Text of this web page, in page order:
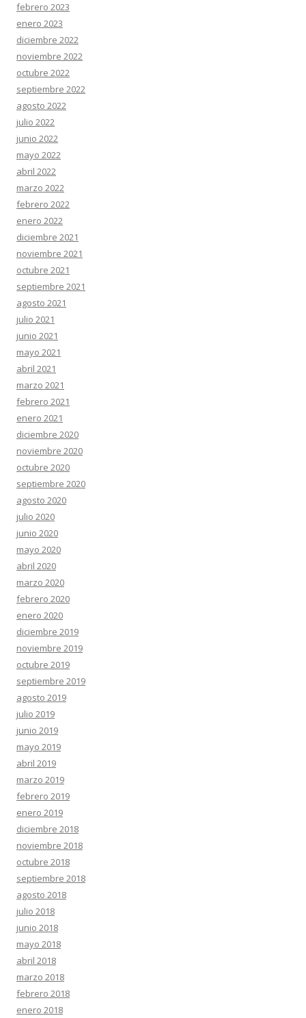
febrero 2023
enero 2023
diciembre 2022
noviembre 2022
octubre 2022
septiembre 2022
agosto 2022
julio 2022
junio 2022
mayo 2022
abril 2022
marzo 2022
febrero 2022
enero 2022
diciembre 2021
noviembre 2021
octubre 2021
septiembre 2021
agosto 2021
julio 2021
junio 2021
mayo 2021
abril 2021
marzo 2021
febrero 2021
enero 2021
diciembre 2020
noviembre 2020
octubre 2020
septiembre 2020
agosto 2020
julio 2020
junio 2020
mayo 2020
abril 2020
marzo 2020
febrero 2020
enero 2020
diciembre 2019
noviembre 2019
octubre 2019
septiembre 2019
agosto 2019
julio 2019
junio 2019
mayo 2019
abril 2019
marzo 2019
febrero 2019
enero 2019
diciembre 2018
noviembre 2018
octubre 2018
septiembre 2018
agosto 2018
julio 2018
junio 2018
mayo 2018
abril 2018
marzo 2018
febrero 2018
enero 2018